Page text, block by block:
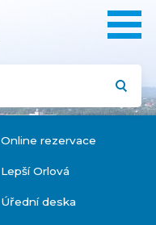
Online rezervace
Lepší Orlová
Úřední deska